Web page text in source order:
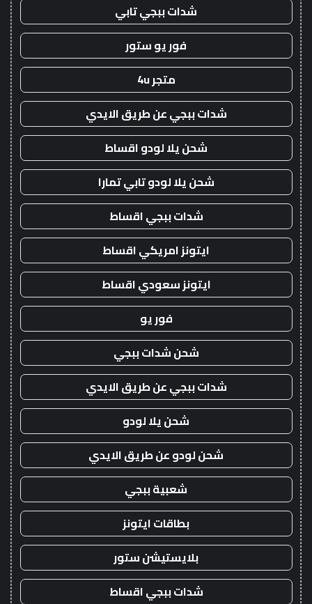
شدات ببجي تابي
فور يو ستور
متجر 4u
شدات ببجي عن طريق الايدي
شحن يلا لودو اقساط
شحن يلا لودو تابي تمارا
شدات ببجي اقساط
ايتونز امريكي اقساط
ايتونز سعودي اقساط
فور يو
شحن شدات ببجي
شدات ببجي عن طريق الايدي
شحن يلا لودو
شحن لودو عن طريق الايدي
شعبية ببجي
بطاقات ايتونز
بلايستيشن ستور
شدات ببجي اقساط